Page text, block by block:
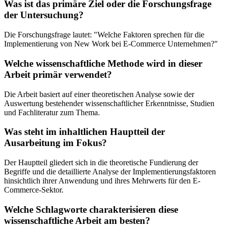
Was ist das primäre Ziel oder die Forschungsfrage
der Untersuchung?
Die Forschungsfrage lautet: "Welche Faktoren sprechen für die
Implementierung von New Work bei E-Commerce Unternehmen?"
Welche wissenschaftliche Methode wird in dieser
Arbeit primär verwendet?
Die Arbeit basiert auf einer theoretischen Analyse sowie der
Auswertung bestehender wissenschaftlicher Erkenntnisse, Studien
und Fachliteratur zum Thema.
Was steht im inhaltlichen Hauptteil der
Ausarbeitung im Fokus?
Der Hauptteil gliedert sich in die theoretische Fundierung der
Begriffe und die detaillierte Analyse der Implementierungsfaktoren
hinsichtlich ihrer Anwendung und ihres Mehrwerts für den E-
Commerce-Sektor.
Welche Schlagworte charakterisieren diese
wissenschaftliche Arbeit am besten?